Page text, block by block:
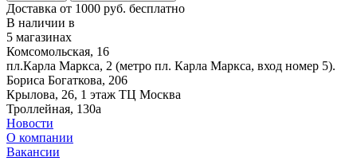
Доставка от 1000 руб. бесплатно
В наличии в
5 магазинах
Комсомольская, 16
пл.Карла Маркса, 2 (метро пл. Карла Маркса, вход номер 5).
Бориса Богаткова, 206
Крылова, 26, 1 этаж ТЦ Москва
Троллейная, 130а
Новости
О компании
Вакансии